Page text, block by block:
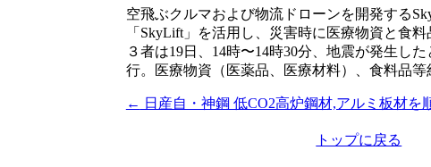
空飛ぶクルマおよび物流ドローンを開発する
「SkyLift」を活用し、災害時に医療物資と食
３者は19日、14時〜14時30分、地震が発生し
行。医療物資（医薬品、医療材料）、食料品
投
← 日産自・神鋼 低CO2高炉鋼材,アルミ板材
トップに戻る